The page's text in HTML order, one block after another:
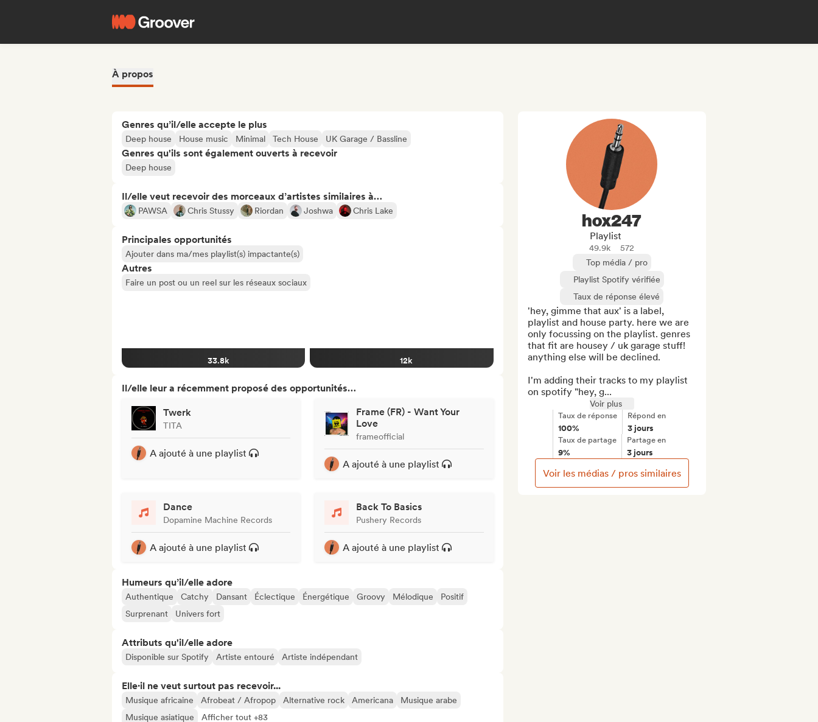
À propos
Genres qu’il/elle accepte le plus
Deep house House music Minimal Tech House UK Garage / Bassline
Genres qu'ils sont également ouverts à recevoir
Deep house
Il/elle veut recevoir des morceaux d’artistes similaires à…
PAWSA Chris Stussy Riordan Joshwa Chris Lake
Principales opportunités
Ajouter dans ma/mes playlist(s) impactante(s)
Autres
Faire un post ou un reel sur les réseaux sociaux
33.8k 12k
Il/elle leur a récemment proposé des opportunités…
Twerk
TITA
A ajouté à une playlist
Frame (FR) - Want Your
Love
frameofficial
A ajouté à une playlist
Dance
Dopamine Machine Records
A ajouté à une playlist
Back To Basics
Pushery Records
A ajouté à une playlist
Humeurs qu’il/elle adore
Authentique Catchy Dansant Éclectique Énergétique Groovy Mélodique
Positif
Surprenant
Univers fort
Attributs qu'il/elle adore
Disponible sur Spotify Artiste entouré Artiste indépendant
Elle·il ne veut surtout pas recevoir...
Musique africaine Afrobeat / Afropop Alternative rock Americana
Musique arabe
Musique asiatique
Afficher tout +83
hox247
Playlist
49.9k
572
Top média / pro
Playlist Spotify vérifiée
Taux de réponse élevé
'hey, gimme that aux' is a label,
playlist and house party. here we are
only focussing on the playlist. genres
that fit are housey / uk garage stuff!
anything else will be declined.
I'm adding their tracks to my playlist
on spotify "hey, g...
Voir plus
Taux de réponse
100%
Répond en
3 jours
Taux de partage
9%
Partage en
3 jours
Voir les médias / pros similaires